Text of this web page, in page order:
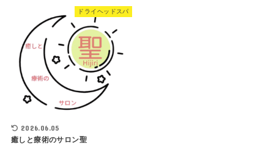
ドライヘッドスパ
2026.06.05
癒しと療術のサロン聖